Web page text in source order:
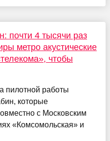
почти 4 тысячи раз
метро акустические
чтобы
пилотной работы
которые
с Московским
«Комсомольская» и